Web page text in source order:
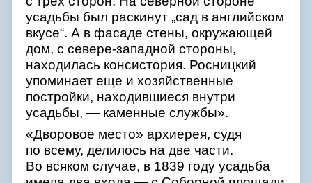
усадьбы был раскинут „сад в английском
вкусе“. А в фасаде стены, окружающей
дом, с севере-западной стороны,
находилась консистория. Росницкий
упоминает еще и хозяйственные
постройки, находившиеся внутри
усадьбы, — каменные службы».
«Дворовое место» архиерея, судя
по всему, делилось на две части.
Во всяком случае, в 1839 году усадьба